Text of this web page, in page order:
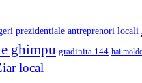
prezidentiale antreprenori locali
ghimpu gradinita 144 hai
local